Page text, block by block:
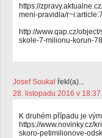
https://
meni-pravidla/
http://www.qap.cz/
skole-7-milionu-korun-
Josef Soukal řekl(a)...
28. listopadu 2016 v 18:37
K druhém případu je
https://www.novinky.cz/
skoro-petimilionove-